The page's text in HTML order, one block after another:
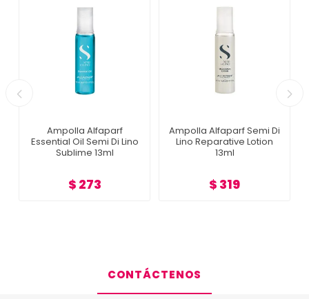
Ampolla Alfaparf
Essential Oil Semi Di Lino
Sublime 13ml
$ 273
Ampolla Alfaparf Semi Di
Lino Reparative Lotion
13ml
$ 319
CONTÁCTENOS